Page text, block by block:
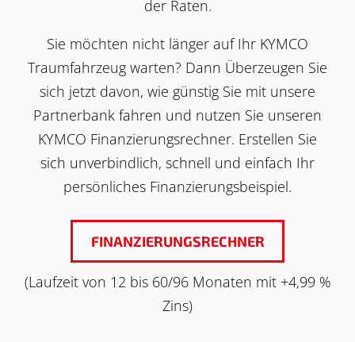
der Raten.
Sie möchten nicht länger auf Ihr KYMCO
Traumfahrzeug warten? Dann Überzeugen Sie
sich jetzt davon, wie günstig Sie mit unsere
Partnerbank fahren und nutzen Sie unseren
KYMCO Finanzierungsrechner. Erstellen Sie
sich unverbindlich, schnell und einfach Ihr
persönliches Finanzierungsbeispiel.
FINANZIERUNGSRECHNER
(Laufzeit von 12 bis 60/96 Monaten mit +4,99 %
Zins)